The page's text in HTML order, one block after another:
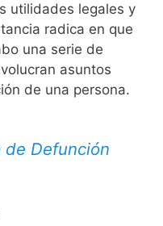
utilidades legales y
radica en que
una serie de
asuntos
de una persona.
Defunción